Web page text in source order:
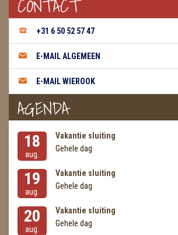
CONTACT
+31 6 50 52 57 47
E-MAIL ALGEMEEN
E-MAIL WIEROOK
AGENDA
18
aug.
Vakantie sluiting
Gehele dag
19
aug.
Vakantie sluiting
Gehele dag
20
aug.
Vakantie sluiting
Gehele dag